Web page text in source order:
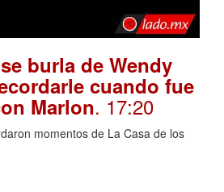
burla de Wendy
cuando fue
Marlon. 17:20
momentos de La Casa de los